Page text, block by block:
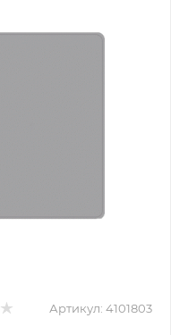
Артикул: 4101803